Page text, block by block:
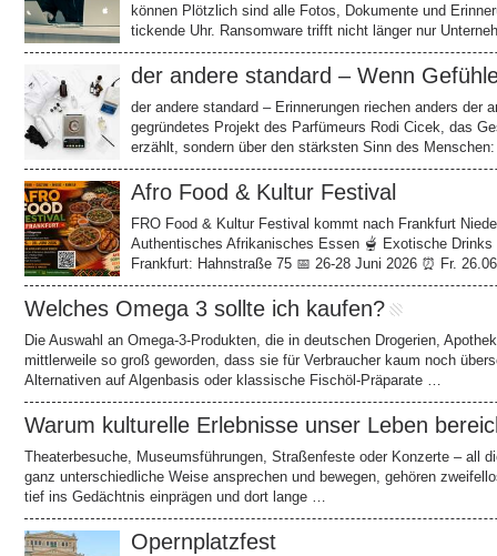
können Plötzlich sind alle Fotos, Dokumente und
tickende Uhr. Ransomware trifft nicht länger nur
der andere standard – Wenn
der andere standard – Erinnerungen riechen anders der
gegründetes Projekt des Parfümeurs Rodi Cicek, das
erzählt, sondern über den stärksten Sinn des
Afro Food & Kultur Festival
FRO Food & Kultur Festival kommt nach Frankfurt
Authentisches Afrikanisches Essen 🫕 Exotische
Frankfurt: Hahnstraße 75 📅 26-28 Juni 2026 ⏰ Fr.
Welches Omega 3 sollte ich kaufen?
Die Auswahl an Omega-3-Produkten, die in deutschen Drogerien,
mittlerweile so groß geworden, dass sie für Verbraucher kaum noch
Alternativen auf Algenbasis oder klassische Fischöl-Präparate …
Warum kulturelle Erlebnisse unser Leben
Theaterbesuche, Museumsführungen, Straßenfeste oder Konzerte – all
ganz unterschiedliche Weise ansprechen und bewegen, gehören
tief ins Gedächtnis einprägen und dort lange …
Opernplatzfest